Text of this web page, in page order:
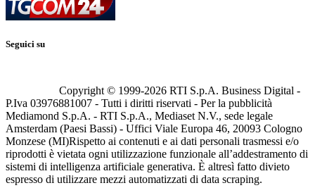
Seguici su
Copyright © 1999-2026 RTI S.p.A. Business Digital -
P.Iva 03976881007 - Tutti i diritti riservati - Per la pubblicità
Mediamond S.p.A. - RTI S.p.A., Mediaset N.V., sede legale
Amsterdam (Paesi Bassi) - Uffici Viale Europa 46, 20093 Cologno
Monzese (MI)Rispetto ai contenuti e ai dati personali trasmessi e/o
riprodotti è vietata ogni utilizzazione funzionale all’addestramento di
sistemi di intelligenza artificiale generativa. È altresì fatto divieto
espresso di utilizzare mezzi automatizzati di data scraping.